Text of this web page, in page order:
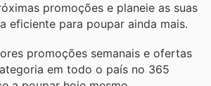
promoções e planeie as suas
eficiente para poupar ainda mais.
promoções semanais e ofertas
em todo o país no 365